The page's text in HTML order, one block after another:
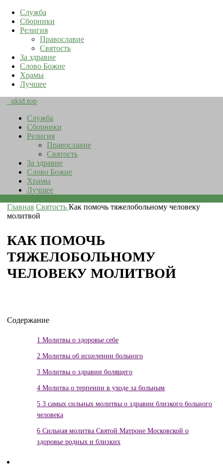
Служба
Сборники
Религия
Православие
Святость
За здравие
Слово Божие
Храмы
Лучшее
qkid.top
Служба
Сборники
Религия
Православие
Святость
За здравие
Слово Божие
Храмы
Лучшее
Главная Святость Как помочь тяжелобольному человеку
молитвой
КАК ПОМОЧЬ
ТЯЖЕЛОБОЛЬНОМУ
ЧЕЛОВЕКУ МОЛИТВОЙ
Содержание
1 Молитвы о здоровье себе
2 Молитвы об исцелении больного
3 Молитвы о здравии болящего
4 Молитва о терпении в уходе за больным
5 3 самых сильных молитвы о здравии близкого больного
человека
6 Сильная молитва Святой Матроне Московской о
здоровье родных и близких